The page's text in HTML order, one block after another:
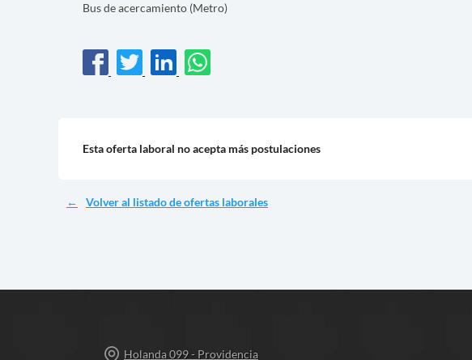
Bus de acercamiento (Metro)
Esta oferta laboral no acepta más postulaciones
Volver al listado de ofertas laborales
Holanda 099 - Providencia